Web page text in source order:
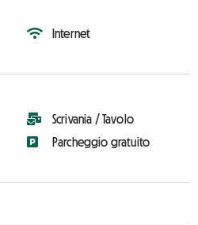
Internet
Scrivania / Tavolo
Parcheggio gratuito